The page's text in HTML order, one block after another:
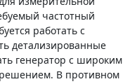
частотный
работать с
детализированные
генератор с широким
В противном